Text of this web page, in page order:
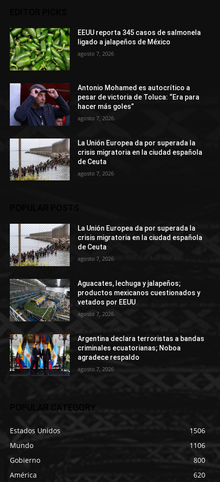
EEUU reporta 345 casos de salmonela
ligado a jalapeños de México
agosto 7, 2026
Antonio Mohamed es autocrítico a
pesar de victoria de Toluca: “Era para
hacer más goles”
agosto 7, 2026
La Unión Europea da por superada la
crisis migratoria en la ciudad española
de Ceuta
agosto 7, 2026
La Unión Europea da por superada la
crisis migratoria en la ciudad española
de Ceuta
agosto 7, 2026
Aguacates, lechuga y jalapeños;
productos mexicanos cuestionados y
vetados por EEUU
agosto 7, 2026
Argentina declara terroristas a bandas
criminales ecuatorianas; Noboa
agradece respaldo
agosto 7, 2026
POPULAR CATEGORY
Estados Unidos
1506
Mundo
1106
Gobierno
800
América
620